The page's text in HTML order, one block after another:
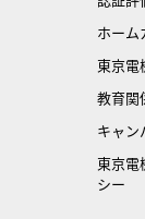
ホーム
東京電
教育関
キャン
東京電
シー